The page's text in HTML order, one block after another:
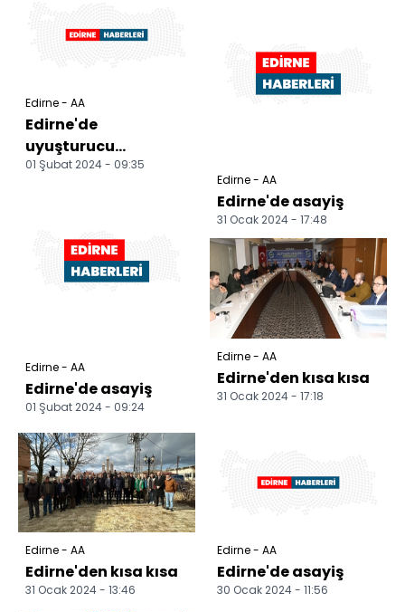
Edirne - AA
Edirne'de
uyuşturucu
operasyonlarında 10
01 Şubat 2024 - 09:35
Edirne - AA
Edirne'de asayiş
01 Şubat 2024 - 09:24
Edirne - AA
Edirne'de asayiş
31 Ocak 2024 - 17:48
Edirne - AA
Edirne'den kısa kısa
31 Ocak 2024 - 17:18
Edirne - AA
Edirne'den kısa kısa
31 Ocak 2024 - 13:46
Edirne - AA
Edirne'de asayiş
30 Ocak 2024 - 11:56